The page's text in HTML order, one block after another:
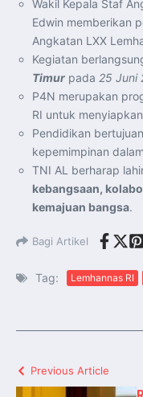
Wakil Kepala Staf
Edwin memberikan
Angkatan LXX
Kegiatan
Timur pada 25 Juni
P4N merupakan
RI untuk
Pendidikan
kepemimpinan
TNI AL berharap
kebangsaan,
kemajuan bangsa.
Bagi Artikel
Tag: Lemhannas RI
Previous Article